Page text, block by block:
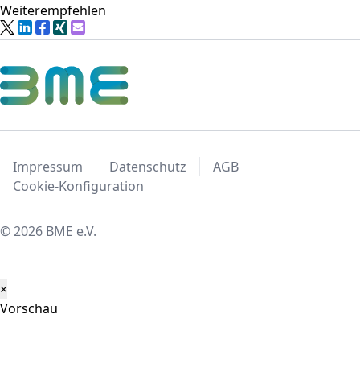
Weiterempfehlen
Impressum Datenschutz
AGB
Cookie-Konfiguration
© 2026 BME e.V.
×
Vorschau